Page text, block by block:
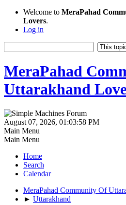
Welcome to MeraPahad
Lovers.
Log in
MeraPahad
Uttarakhand
August 07, 2026, 01:03:58 PM
Main Menu
Main Menu
Home
Search
Calendar
MeraPahad Community Of
► Uttarakhand